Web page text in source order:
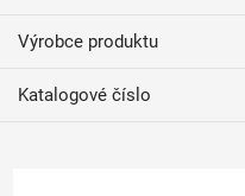
Výrobce produktu
Katalogové číslo